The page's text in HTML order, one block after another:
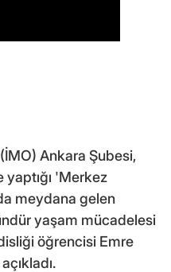
Ankara Şubesi,
yaptığı 'Merkez
meydana gelen
yaşam mücadelesi
öğrencisi Emre